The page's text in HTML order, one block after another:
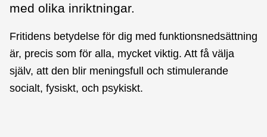
med olika inriktningar.
Fritidens betydelse för dig med funktionsnedsättning
är, precis som för alla, mycket viktig. Att få välja
själv, att den blir meningsfull och stimulerande
socialt, fysiskt, och psykiskt.